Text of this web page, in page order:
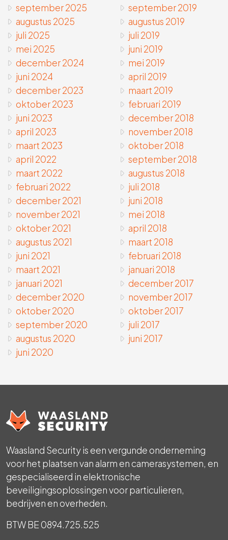
september 2025
augustus 2025
juli 2025
mei 2025
december 2024
juni 2024
december 2023
oktober 2023
juni 2023
april 2023
maart 2023
april 2022
maart 2022
februari 2022
december 2021
november 2021
oktober 2021
augustus 2021
juni 2021
maart 2021
januari 2021
december 2020
oktober 2020
september 2020
augustus 2020
juni 2020
september 2019
augustus 2019
juli 2019
juni 2019
mei 2019
april 2019
maart 2019
februari 2019
december 2018
november 2018
oktober 2018
september 2018
augustus 2018
juli 2018
juni 2018
mei 2018
april 2018
maart 2018
februari 2018
januari 2018
december 2017
november 2017
oktober 2017
juli 2017
juni 2017
Waasland Security is een vergunde onderneming
voor het plaatsen van alarm en camerasystemen, en
gespecialiseerd in elektronische
beveiligingsoplossingen voor particulieren,
bedrijven en overheden.
BTW BE 0894.725.525